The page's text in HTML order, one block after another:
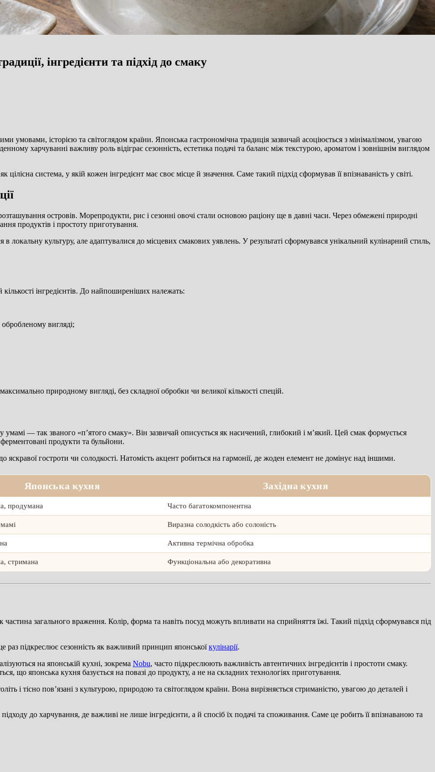
інгредієнти та підхід до смаку
умовами, історією та світоглядом країни. Японська гастрономічна традиція зазвичай асоціюється з мінімалізмом, увагою
харчуванні важливу роль відіграє сезонність, естетика подачі та баланс між текстурою, ароматом і зовнішнім виглядом
система, у якій кожен інгредієнт має своє місце й значення. Саме такий підхід сформував її впізнаваність у світі.
островів. Морепродукти, рис і сезонні овочі стали основою раціону ще в давні часи. Через обмежені природні
продуктів і простоту приготування.
локальну культуру, але адаптувалися до місцевих смакових уявлень. У результаті сформувався унікальний кулінарний стиль,
інгредієнтів. До найпоширеніших належать:
вигляді;
природному вигляді, без складної обробки чи великої кількості спецій.
умамі — так званого «п’ятого смаку». Він зазвичай описується як насичений, глибокий і м’який. Цей смак формується
продукти та бульйони.
яскравої гостроти чи солодкості. Натомість акцент робиться на гармонії, де жоден елемент не домінує над іншими.
Японська кухня Західна кухня
продумана Часто багатокомпонентна
Виразна солодкість або солоність
Активна термічна обробка
стримана Функціональна або декоративна
частина загального враження. Колір, форма та навіть посуд можуть впливати на сприйняття їжі. Такий підхід сформувався під
раз підкреслює сезонність як важливий принцип японськоїкулінарії.
на японській кухні, зокрема Nobu, часто підкреслюють важливість автентичних інгредієнтів і простоти смаку.
що японська кухня базується на повазі до продукту, а не на складних технологіях приготування.
і тісно пов’язані з культурою, природою та світоглядом країни. Вона вирізняється стриманістю, увагою до деталей і
до харчування, де важливі не лише інгредієнти, а й спосіб їх подачі та споживання. Саме це робить її впізнаваною та